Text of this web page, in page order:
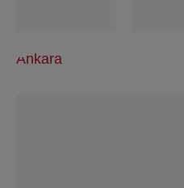
Ankara